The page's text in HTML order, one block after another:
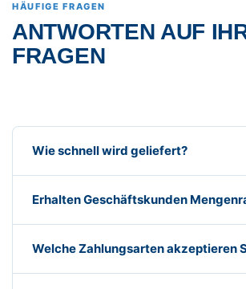
HÄUFIGE FRAGEN
ANTWORTEN AUF
FRAGEN
Wie schnell wird geliefert?
Erhalten Geschäftskunden
Welche Zahlungsarten akzeptieren